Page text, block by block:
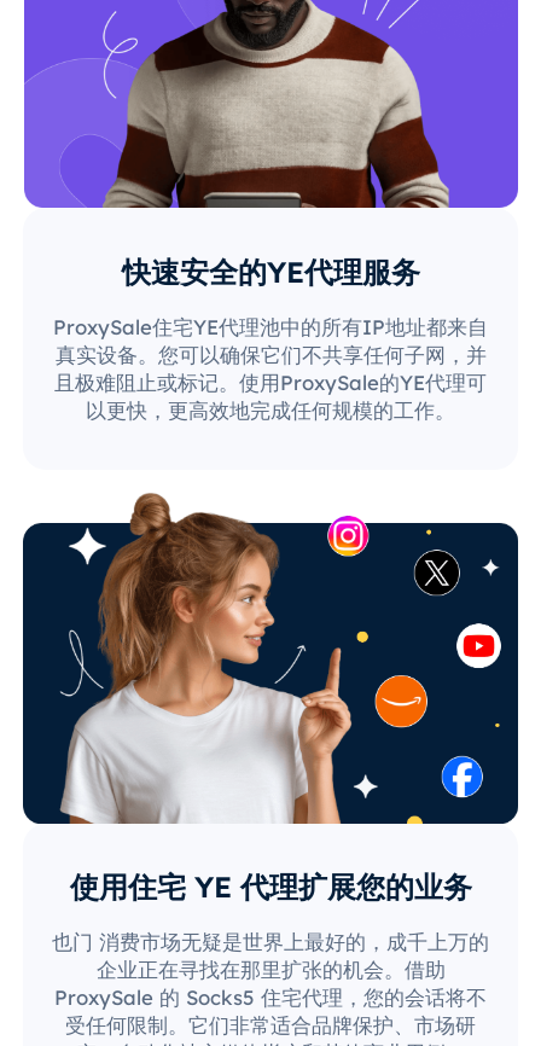
快速安全的YE代理服务
ProxySale住宅YE代理池中的所有IP地址都来自
真实设备。您可以确保它们不共享任何子网，并
且极难阻止或标记。使用ProxySale的YE代理可
以更快，更高效地完成任何规模的工作。
使用住宅 YE 代理扩展您的业务
也门 消费市场无疑是世界上最好的，成千上万的
企业正在寻找在那里扩张的机会。借助
ProxySale 的 Socks5 住宅代理，您的会话将不
受任何限制。它们非常适合品牌保护、市场研